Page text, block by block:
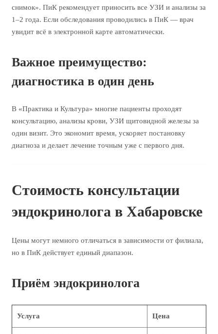
снимок». ПиК рекомендует приносить все УЗИ и анализы за
1–2 года. Если обследования проводились в ПиК — врач
увидит всё в электронной карте автоматически.
Важное преимущество:
диагностика в один день
В «Практика и Культура» многие пациенты проходят
консультацию, анализы крови, УЗИ щитовидной железы за
один визит. Это экономит время, ускоряет постановку
диагноза и делает лечение точным уже с первого дня.
Стоимость консультации
эндокринолога в Хабаровске
Цены могут немного отличаться в зависимости от филиала,
но в ПиК действует единый диапазон.
Приём эндокринолога
Услуга Цена